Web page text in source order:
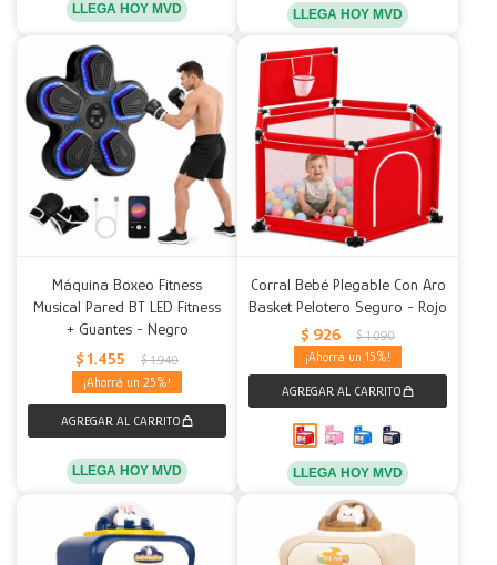
LLEGA HOY MVD LLEGA HOY MVD
Máquina Boxeo Fitness
Musical Pared BT LED Fitness
+ Guantes - Negro
$ 1.455 $ 1.940
25
LLEGA HOY MVD
Corral Bebé Plegable Con Aro
Basket Pelotero Seguro - Rojo
$ 926 $ 1.090
15
LLEGA HOY MVD